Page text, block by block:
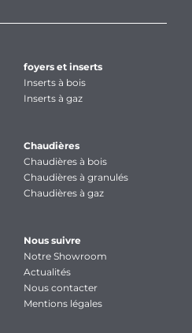
foyers et inserts
Inserts à bois
Inserts à gaz
Chaudières
Chaudières à bois
Chaudières à granulés
Chaudières à gaz
Nous suivre
Notre Showroom
Actualités
Nous contacter
Mentions légales